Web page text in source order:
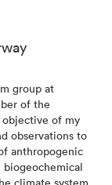
group at
of the
objective of my
observations to
anthropogenic
biogeochemical